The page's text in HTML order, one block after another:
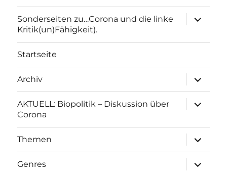
Sonderseiten zu…Corona und die linke
Kritik(un)Fähigkeit).
anzeigen
Startseite
Archiv
anzeigen
AKTUELL: Biopolitik – Diskussion über
Corona
anzeigen
Themen
anzeigen
Genres
anzeigen